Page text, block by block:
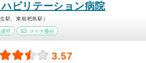
ビリテーション病院
駅、東枇杷島駅）
可 マイナ受付
3.57